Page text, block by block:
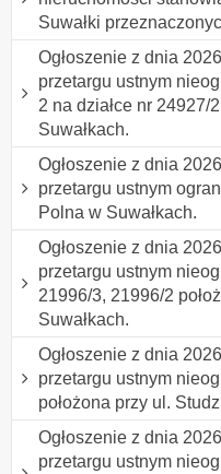
Suwałki
Ogłoszenie z dnia
przetargu ustnym
2 na działce nr
Suwałkach.
Ogłoszenie z dnia
przetargu ustnym
Polna w Suwałkach.
Ogłoszenie z dnia
przetargu ustnym
21996/3, 21996/2
Suwałkach.
Ogłoszenie z dnia
przetargu ustnym
położona przy ul.
Ogłoszenie z dnia
przetargu ustnym